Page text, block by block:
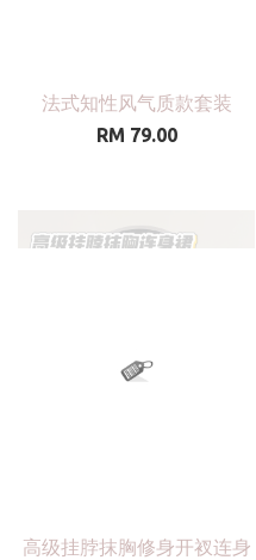
法式知性风气质款套装
RM 79.00
高级挂脖抹胸修身开衩连身